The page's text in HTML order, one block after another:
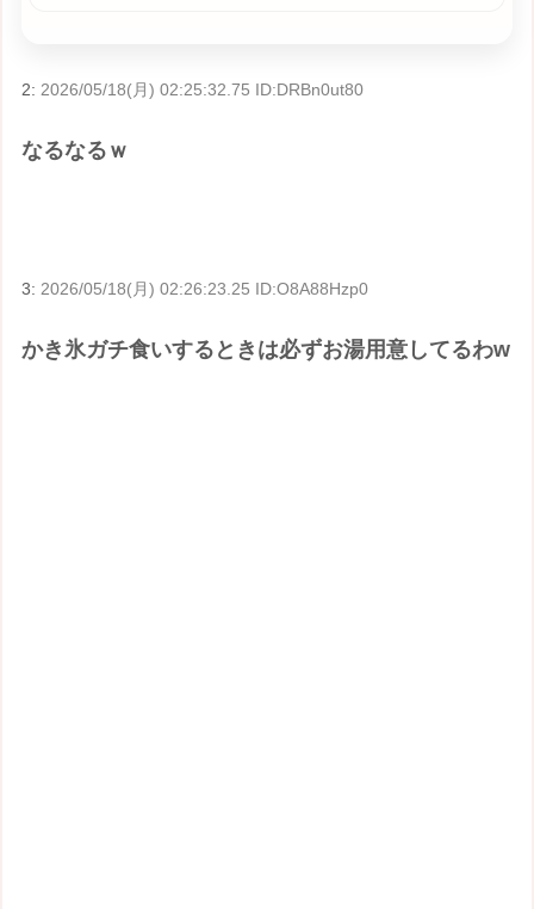
2: 2026/05/18(月) 02:25:32.75 ID:DRBn0ut80
なるなるｗ
3: 2026/05/18(月) 02:26:23.25 ID:O8A88Hzp0
かき氷ガチ食いするときは必ずお湯用意してるわw